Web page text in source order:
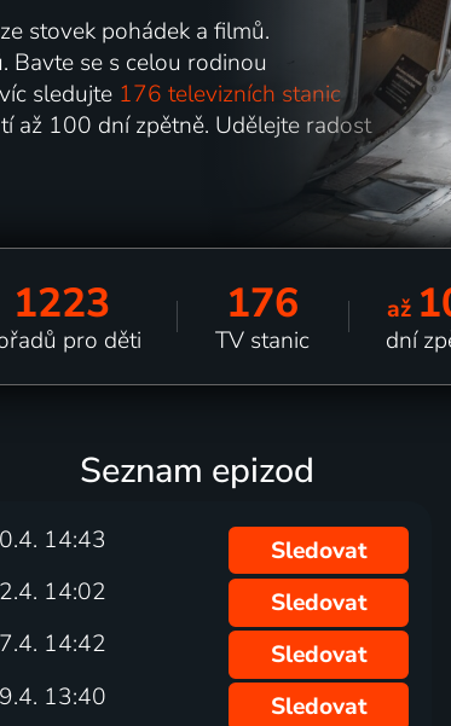
stovek pohádek a filmů.
Bavte se s celou rodinou
sledujte 176 televizních stanic
až 100 dní zpětně. Udělejte radost
1223
pro děti
176
TV stanic
až
dní
Seznam epizod
14:43
Sledovat
14:02
Sledovat
14:42
Sledovat
13:40
Sledovat